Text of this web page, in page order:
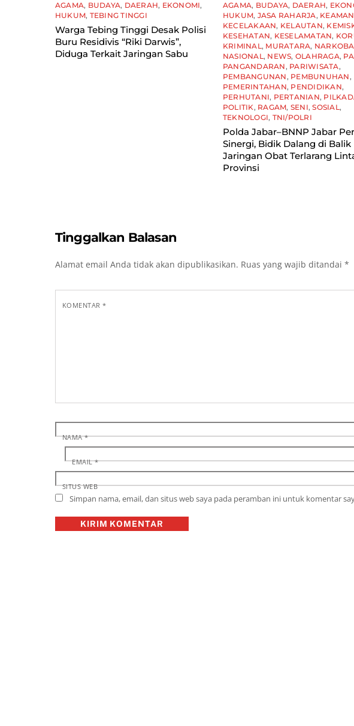
AGAMA, BUDAYA, DAERAH, EKONOMI,
HUKUM, TEBING TINGGI
Warga Tebing Tinggi Desak Polisi
Buru Residivis “Riki Darwis”,
Diduga Terkait Jaringan Sabu
AGAMA, BUDAYA, DAERAH,
HUKUM, JASA RAHARJA,
KECELAKAAN, KELAUTAN,
KESEHATAN, KESELAMATAN,
KRIMINAL, MURATARA, NARKOBA
NASIONAL, NEWS, OLAHRAGA,
PANGANDARAN, PARIWISATA,
PEMBANGUNAN, PEMBUNUHAN,
PEMERINTAHAN, PENDIDIKAN,
PERHUTANI, PERTANIAN,
POLITIK, RAGAM, SENI,SOSIAL,
TEKNOLOGI, TNI/POLRI
Polda Jabar–BNNP Jabar
Sinergi, Bidik Dalang di Balik
Jaringan Obat Terlarang
Provinsi
Tinggalkan Balasan
Alamat email Anda tidak akan dipublikasikan. Ruas yang wajib ditandai *
KOMENTAR*
NAMA*
EMAIL*
SITUS WEB
Simpan nama, email, dan situs web saya pada peramban ini untuk komentar